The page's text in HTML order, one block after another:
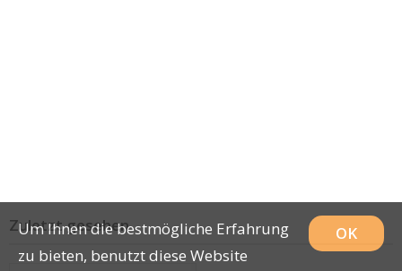
Zuletzt gesehen OK
Um Ihnen die bestmögliche Erfahrung
zu bieten, benutzt diese Website